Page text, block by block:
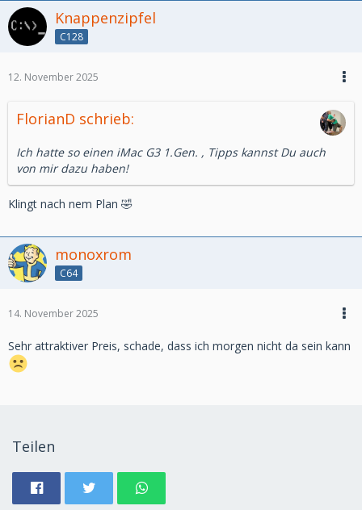
Knappenzipfel
C128
12. November 2025
FlorianD schrieb:
Ich hatte so einen iMac G3 1.Gen. , Tipps kannst Du auch
von mir dazu haben!
Klingt nach nem Plan 🤣
monoxrom
C64
14. November 2025
Sehr attraktiver Preis, schade, dass ich morgen nicht da sein kann
Teilen